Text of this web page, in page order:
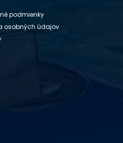
podmienky
osobných údajov